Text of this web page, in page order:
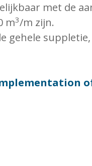
met de
m3/m zijn.
gehele